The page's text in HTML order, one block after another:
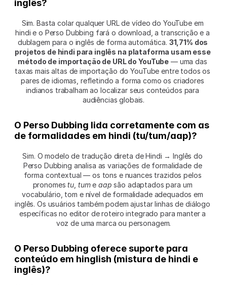
inglês?
Sim. Basta colar qualquer URL de vídeo do YouTube em
hindi e o Perso Dubbing fará o download, a transcrição e a
dublagem para o inglês de forma automática. 31,71% dos
projetos de hindi para inglês na plataforma usam esse
método de importação de URL do YouTube — uma das
taxas mais altas de importação do YouTube entre todos os
pares de idiomas, refletindo a forma como os criadores
indianos trabalham ao localizar seus conteúdos para
audiências globais.
O Perso Dubbing lida corretamente com as
de formalidades em hindi (tu/tum/aap)?
Sim. O modelo de tradução direta de Hindi → Inglês do
Perso Dubbing analisa as variações de formalidade de
forma contextual — os tons e nuances trazidos pelos
pronomes tu, tum e aap são adaptados para um
vocabulário, tom e nível de formalidade adequados em
inglês. Os usuários também podem ajustar linhas de diálogo
específicas no editor de roteiro integrado para manter a
voz de uma marca ou personagem.
O Perso Dubbing oferece suporte para
conteúdo em hinglish (mistura de hindi e
inglês)?